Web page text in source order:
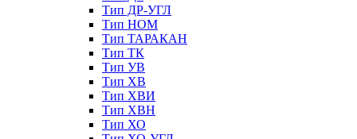
Тип ДР-УГЛ
Тип НОМ
Тип ТАРАКАН
Тип ТК
Тип УВ
Тип ХВ
Тип ХВИ
Тип ХВН
Тип ХО